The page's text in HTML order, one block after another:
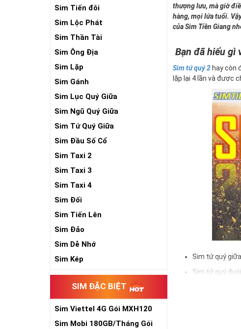
Sim Tiến đôi
Sim Lộc Phát
Sim Thần Tài
Sim Ông Địa
Sim Lặp
Sim Gánh
Sim Lục Quý Giữa
Sim Ngũ Quý Giữa
Sim Tứ Quý Giữa
Sim Đầu Số Cổ
Sim Taxi 2
Sim Taxi 3
Sim Taxi 4
Sim Đối
Sim Tiến Lên
Sim Đảo
Sim Dễ Nhớ
Sim Kép
SIM ĐẶC BIỆT
Sim Viettel 4G Gói MXH120
Siêu Rẻ
Sim Mobi 180GB/Tháng Gói
thượng lưu, mà giờ
hàng, mọi lứa tuổi.
của Sim Tiền Giang
Bạn đã hiểu gì
Sim tứ quý 2 hay còn
lặp lại 4 lần và được
Sim tứ quý
Sim tứ quý